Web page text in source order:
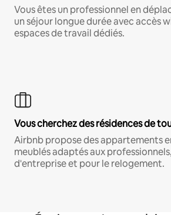
Vous êtes un professionnel en
un séjour longue durée avec accès
espaces de travail dédiés.
Vous cherchez des résidences de
Airbnb propose des appartements
meublés adaptés aux
d'entreprise et pour le relogement.